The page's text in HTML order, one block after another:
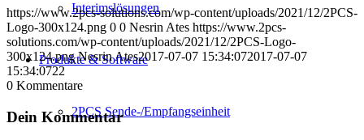
Interimslösungen
Produkte & Software
2PCS Sende-/Empfangseinheit
https://www.2pcs-solutions.com/wp-content/uploads/2021/12/2PCS-
Logo-300x124.png 0 0 Nesrin Ates https://www.2pcs-
solutions.com/wp-content/uploads/2021/12/2PCS-Logo-
300x124.png Nesrin Ates2017-07-07 15:34:072017-07-07
15:34:0722
0 Kommentare
Dein Kommentar